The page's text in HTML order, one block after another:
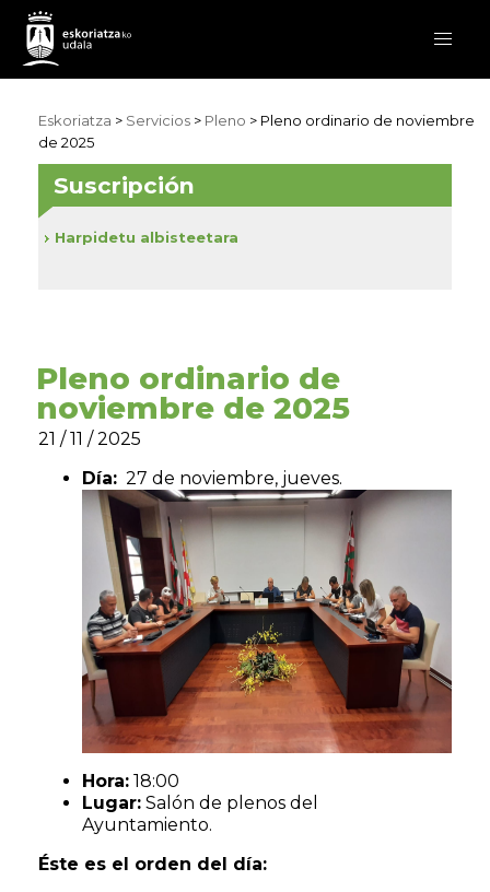
Eskoriatza > Servicios > Pleno > Pleno ordinario de noviembre
de 2025
Pleno ordinario de
noviembre de 2025
21 / 11 / 2025
Día: 27 de noviembre, jueves.
Hora: 18:00
Lugar: Salón de plenos del
Ayuntamiento.
Éste es el orden del día:
Suscripción
Harpidetu albisteetara